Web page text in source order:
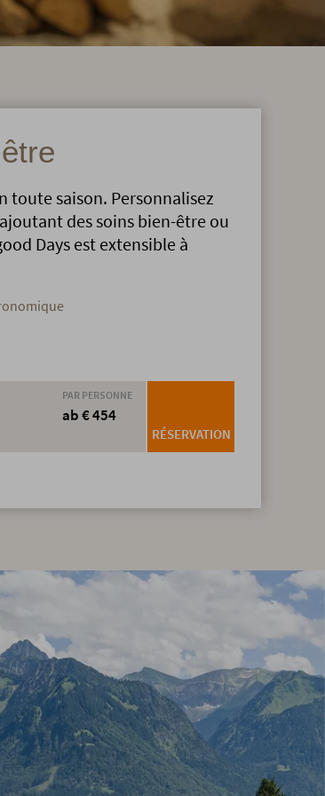
toute saison. Personnalisez
des soins bien-être ou
Days est extensible à
PAR PERSONNE
ab € 454
RÉSERVATION